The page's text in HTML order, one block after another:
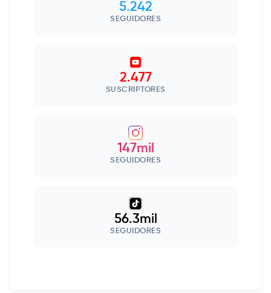
5.242
SEGUIDORES
2.477
SUSCRIPTORES
147mil
SEGUIDORES
56.3mil
SEGUIDORES